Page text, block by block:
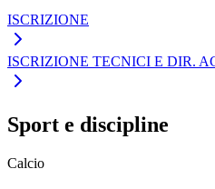
ISCRIZIONE
ISCRIZIONE TECNICI E DIR.
Sport e discipline
Calcio